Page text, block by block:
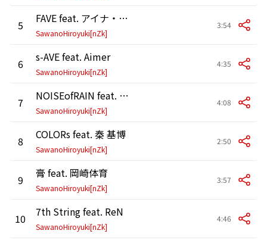
5 FAVE feat. アイナ・ジ・エンド
SawanoHiroyuki[nZk]
3:54
6 s-AVE feat. Aimer
SawanoHiroyuki[nZk]
4:35
7 NOISEofRAIN feat. 西川 貴教
SawanoHiroyuki[nZk]
4:08
8 COLORs feat. 秦 基博
SawanoHiroyuki[nZk]
2:50
9 膏 feat. 岡崎体育
SawanoHiroyuki[nZk]
3:57
10 7th String feat. ReN
SawanoHiroyuki[nZk]
4:46